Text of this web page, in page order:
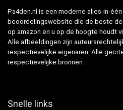
Pa4den.nl is een moderne alles-in-
beoordelingswebsite die de beste
op amazon en u op de hoogte houdt
Alle afbeeldingen zijn
respectievelijke eigenaren. Alle
respectievelijke bronnen.
Snelle links